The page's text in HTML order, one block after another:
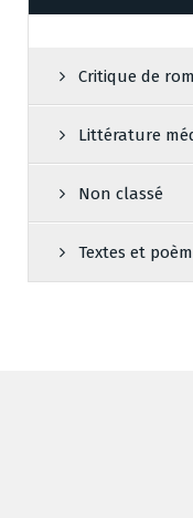
Critique de
Littérature
Non classé
Textes et